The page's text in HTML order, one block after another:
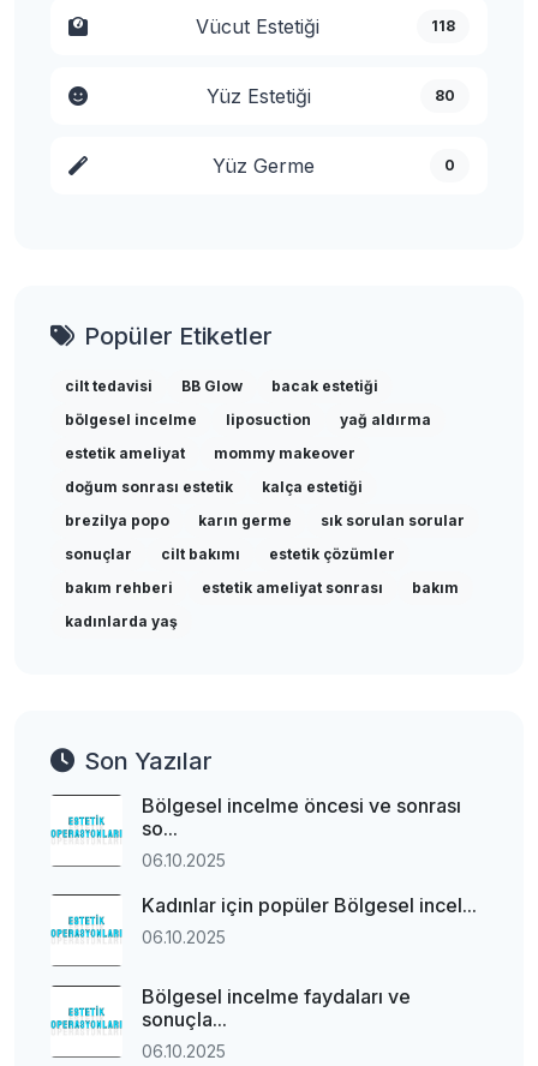
Vücut Estetiği 118
Yüz Estetiği 80
Yüz Germe 0
Popüler Etiketler
cilt tedavisi BB Glow
bacak estetiği
bölgesel incelme
liposuction
yağ aldırma
estetik ameliyat
mommy makeover
doğum sonrası estetik
kalça estetiği
brezilya popo
karın germe
sık sorulan sorular
sonuçlar
cilt bakımı
estetik çözümler
bakım rehberi
estetik ameliyat sonrası
bakım
kadınlarda yaş
Son Yazılar
Bölgesel incelme öncesi ve sonrası
so...
06.10.2025
Kadınlar için popüler Bölgesel incel...
06.10.2025
Bölgesel incelme faydaları ve
sonuçla...
06.10.2025